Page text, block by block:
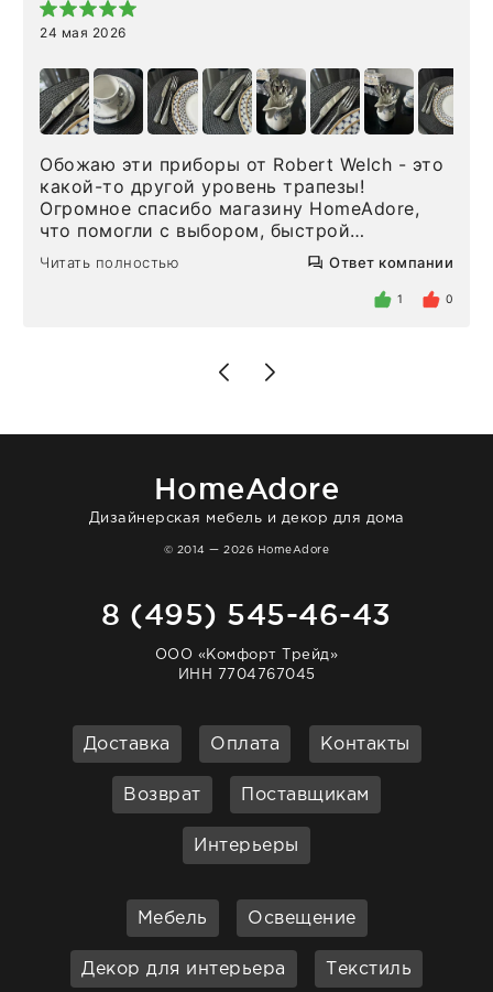
24 мая 2026
Обожаю эти приборы от Robert Welch - это
какой-то другой уровень трапезы!
Огромное спасибо магазину HomeAdore,
что помогли с выбором, быстрой
доставкой и высоким сервисом. Один раз
была здесь лично, забирала чайные ложки,
внутри очень много антикварной посуды,
Позже заказывала остальные приборы -
доставили сдэком на следующий день к
отвечает очень быстро. Взаимодействием
Читать полностью Ответ компании
1 0
HomeAdore
Дизайнерская мебель и декор для дома
© 2014 — 2026 HomeAdore
8 (495) 545-46-43
ООО «Комфорт Трейд»
ИНН 7704767045
Доставка Оплата Контакты
Возврат Поставщикам
Интерьеры
Мебель Освещение
Декор для интерьера Текстиль